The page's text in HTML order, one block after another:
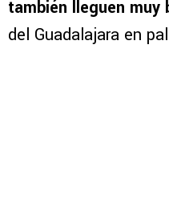
también lleguen muy
del Guadalajara en